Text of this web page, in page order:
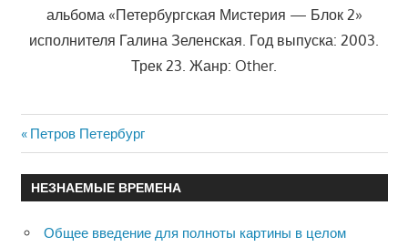
альбома «Петербургская Мистерия — Блок 2»
исполнителя Галина Зеленская. Год выпуска: 2003.
Трек 23. Жанр: Other.
Навигация
по
записям
Previous
Post:
Петров Петербург
НЕЗНАЕМЫЕ ВРЕМЕНА
Общее введение для полноты картины в целом